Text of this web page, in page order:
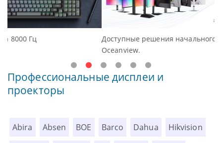
Доступные решения начального уровня, новые мониторы
Профессиональные дисплеи и
проекторы
Abira Absen BOE Barco Dahua Hikvision